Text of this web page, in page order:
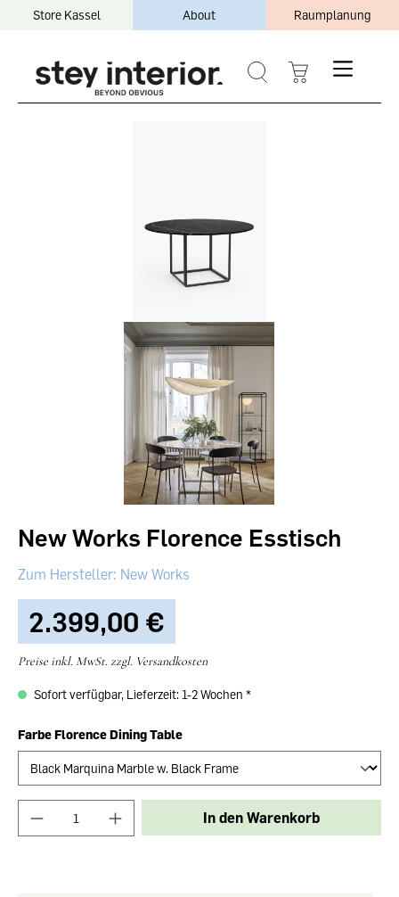
Store Kassel About Raumplanung
New Works Florence Esstisch
New Works
2.399,00 €‎
Preise inkl. MwSt. zzgl. Versandkosten
Sofort verfügbar, Lieferzeit: 1-2 Wochen
Farbe Florence Dining Table
In den Warenkorb